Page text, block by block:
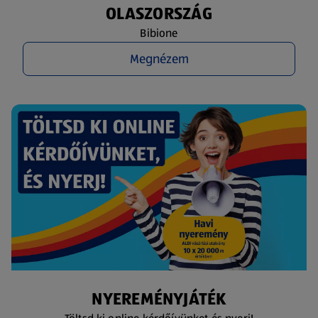
OLASZORSZÁG
Bibione
Megnézem
NYEREMÉNYJÁTÉK